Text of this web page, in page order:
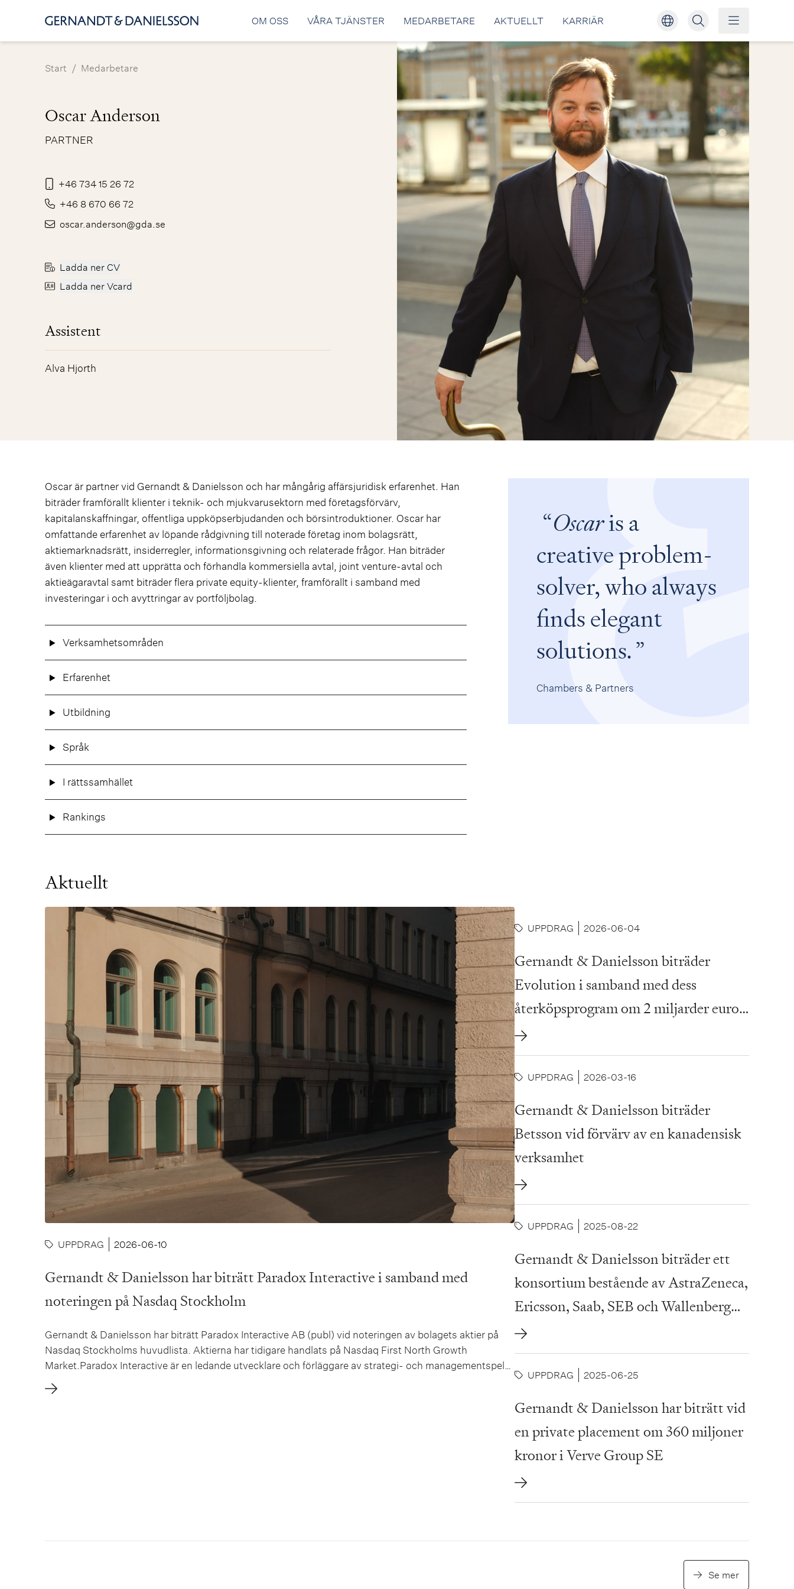
OM OSS VÅRA TJÄNSTER MEDARBETARE AKTUELLT KARRIÄR
Start / Medarbetare
Oscar Anderson
PARTNER
+46 734 15 26 72
+46 8 670 66 72
oscar.anderson@gda.se
Ladda ner CV
Ladda ner Vcard
Assistent
Alva Hjorth
Oscar är partner vid Gernandt & Danielsson och har mångårig affärsjuridisk erfarenhet. Han
biträder framförallt klienter i teknik- och mjukvarusektorn med företagsförvärv,
kapitalanskaffningar, offentliga uppköpserbjudanden och börsintroduktioner. Oscar har
omfattande erfarenhet av löpande rådgivning till noterade företag inom bolagsrätt,
aktiemarknadsrätt, insiderregler, informationsgivning och relaterade frågor. Han biträder
även klienter med att upprätta och förhandla kommersiella avtal, joint venture-avtal och
aktieägaravtal samt biträder flera private equity-klienter, framförallt i samband med
investeringar i och avyttringar av portföljbolag.
Verksamhetsområden
Erfarenhet
Utbildning
Språk
I rättssamhället
Rankings
Oscaris a
creative problem-
solver, who always
finds elegant
solutions.
Chambers & Partners
Aktuellt
UPPDRAG 2026-06-10
Gernandt & Danielsson har biträtt Paradox Interactive i samband med
noteringen på Nasdaq Stockholm
Gernandt & Danielsson har biträtt Paradox Interactive AB (publ) vid noteringen av bolagets aktier på
Nasdaq Stockholms huvudlista. Aktierna har tidigare handlats på Nasdaq First North Growth
Market.Paradox Interactive är en ledande utvecklare och förläggare av strategi- och managementspel
för PC och konsoler. Paradox Interactive har vid listbytet ett...
UPPDRAG 2026-06-04
Gernandt & Danielsson biträder
Evolution i samband med dess
återköpsprogram om 2 miljarder euro
och finansiering om 300 miljoner euro
UPPDRAG 2026-03-16
Gernandt & Danielsson biträder
Betsson vid förvärv av en kanadensisk
verksamhet
UPPDRAG 2025-08-22
Gernandt & Danielsson biträder ett
konsortium bestående av AstraZeneca,
Ericsson, Saab, SEB och Wallenberg
Investments i samband med
etableringen av en avancerad AI-
infrastruktur för svenska företag
UPPDRAG 2025-06-25
Gernandt & Danielsson har biträtt vid
en private placement om 360 miljoner
kronor i Verve Group SE
Se mer